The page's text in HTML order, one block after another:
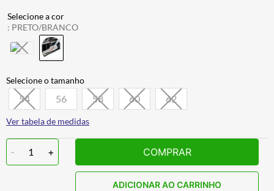
: PRETO/BRANCO
54 56 58 60 62
Ver tabela de medidas
- 1 + COMPRAR
ADICIONAR AO CARRINHO